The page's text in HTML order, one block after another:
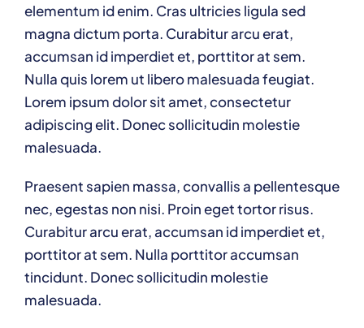
elementum id enim. Cras ultricies ligula sed
magna dictum porta. Curabitur arcu erat,
accumsan id imperdiet et, porttitor at sem.
Nulla quis lorem ut libero malesuada feugiat.
Lorem ipsum dolor sit amet, consectetur
adipiscing elit. Donec sollicitudin molestie
malesuada.
Praesent sapien massa, convallis a pellentesque
nec, egestas non nisi. Proin eget tortor risus.
Curabitur arcu erat, accumsan id imperdiet et,
porttitor at sem. Nulla porttitor accumsan
tincidunt. Donec sollicitudin molestie
malesuada.